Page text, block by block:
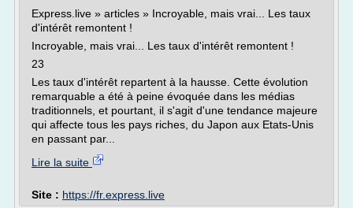
Express.live » articles » Incroyable, mais vrai... Les taux
d'intérêt remontent !
Incroyable, mais vrai... Les taux d'intérêt remontent !
23
Les taux d'intérêt repartent à la hausse. Cette évolution
remarquable a été à peine évoquée dans les médias
traditionnels, et pourtant, il s'agit d'une tendance majeure
qui affecte tous les pays riches, du Japon aux Etats-Unis
en passant par...
Lire la suite
Site : https://fr.express.live